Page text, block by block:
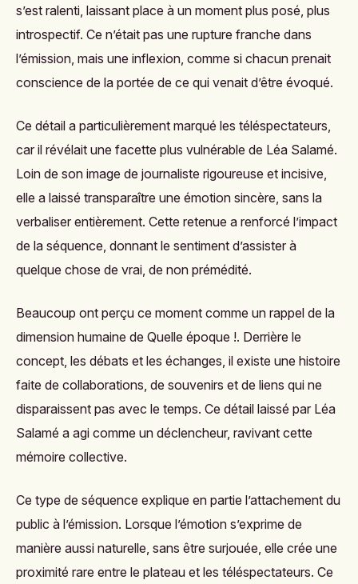
s’est ralenti, laissant place à un moment plus posé, plus
introspectif. Ce n’était pas une rupture franche dans
l’émission, mais une inflexion, comme si chacun prenait
conscience de la portée de ce qui venait d’être évoqué.
Ce détail a particulièrement marqué les téléspectateurs,
car il révélait une facette plus vulnérable de Léa Salamé.
Loin de son image de journaliste rigoureuse et incisive,
elle a laissé transparaître une émotion sincère, sans la
verbaliser entièrement. Cette retenue a renforcé l’impact
de la séquence, donnant le sentiment d’assister à
quelque chose de vrai, de non prémédité.
Beaucoup ont perçu ce moment comme un rappel de la
dimension humaine de Quelle époque !. Derrière le
concept, les débats et les échanges, il existe une histoire
faite de collaborations, de souvenirs et de liens qui ne
disparaissent pas avec le temps. Ce détail laissé par Léa
Salamé a agi comme un déclencheur, ravivant cette
mémoire collective.
Ce type de séquence explique en partie l’attachement du
public à l’émission. Lorsque l’émotion s’exprime de
manière aussi naturelle, sans être surjouée, elle crée une
proximité rare entre le plateau et les téléspectateurs. Ce